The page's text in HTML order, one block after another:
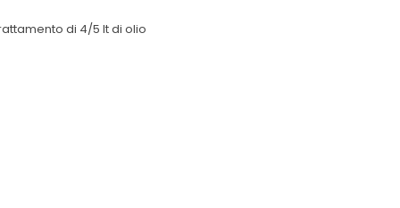
di 4/5 lt di olio